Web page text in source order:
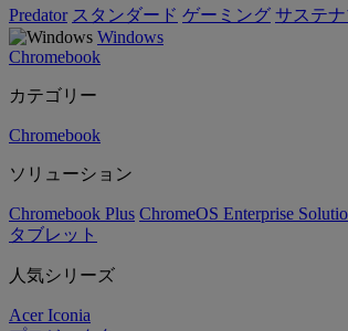
Predator スタンダード ゲーミング サステ
Windows
Chromebook
カテゴリー
Chromebook
ソリューション
Chromebook Plus ChromeOS Enterprise
タブレット
人気シリーズ
Acer Iconia